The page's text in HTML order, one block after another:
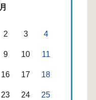
月
2 3 4
9 10 11
16 17 18
23 24 25